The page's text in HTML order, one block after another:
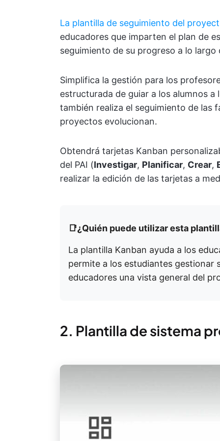
La plantilla de seguimiento del
educadores que imparten el plan de
seguimiento de su progreso a lo largo
Simplifica la gestión para los
estructurada de guiar a los alumnos
también realiza el seguimiento de las
proyectos evolucionan.
Obtendrá tarjetas Kanban
del PAI (Investigar, Planificar, Crear,
realizar la edición de las tarjetas a
📑¿Quién puede utilizar esta
La plantilla Kanban ayuda a los
permite a los estudiantes gestionar
educadores una vista general del
2. Plantilla de sistema